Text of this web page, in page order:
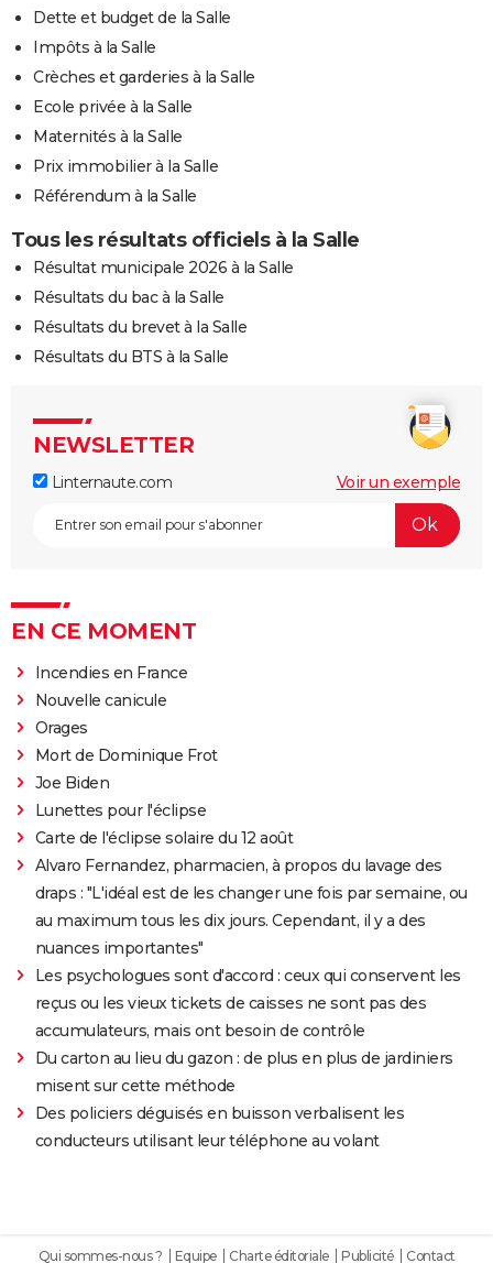
Dette et budget de la Salle
Impôts à la Salle
Crèches et garderies à la Salle
Ecole privée à la Salle
Maternités à la Salle
Prix immobilier à la Salle
Référendum à la Salle
Tous les résultats officiels à la Salle
Résultat municipale 2026 à la Salle
Résultats du bac à la Salle
Résultats du brevet à la Salle
Résultats du BTS à la Salle
NEWSLETTER
Linternaute.com Voir un exemple
EN CE MOMENT
Incendies en France
Nouvelle canicule
Orages
Mort de Dominique Frot
Joe Biden
Lunettes pour l'éclipse
Carte de l'éclipse solaire du 12 août
Alvaro Fernandez, pharmacien, à propos du lavage des
draps : "L'idéal est de les changer une fois par semaine, ou
au maximum tous les dix jours. Cependant, il y a des
nuances importantes"
Les psychologues sont d'accord : ceux qui conservent les
reçus ou les vieux tickets de caisses ne sont pas des
accumulateurs, mais ont besoin de contrôle
Du carton au lieu du gazon : de plus en plus de jardiniers
misent sur cette méthode
Des policiers déguisés en buisson verbalisent les
conducteurs utilisant leur téléphone au volant
Qui sommes-nous ? Equipe Charte éditoriale Publicité Contact